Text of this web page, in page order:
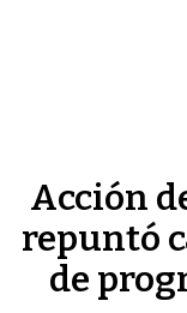
Acción
repuntó
de